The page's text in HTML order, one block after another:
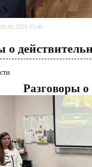
15:46
о
Разговоры о